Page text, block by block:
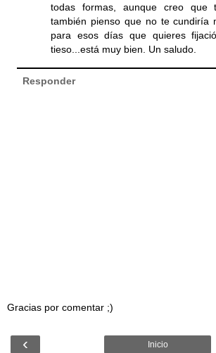
todas formas, aunque creo que
también pienso que no te cundiría
para esos días que quieres
tieso...está muy bien. Un saludo.
Responder
Gracias por comentar ;)
‹ Inicio